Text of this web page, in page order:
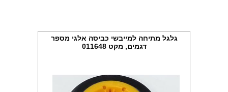
גלגל מתיחה למייבשי כביסה אלגי מספר
דגמים, מקט 011648